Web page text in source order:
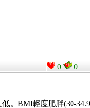
0 0
。BMI輕度肥胖(30-